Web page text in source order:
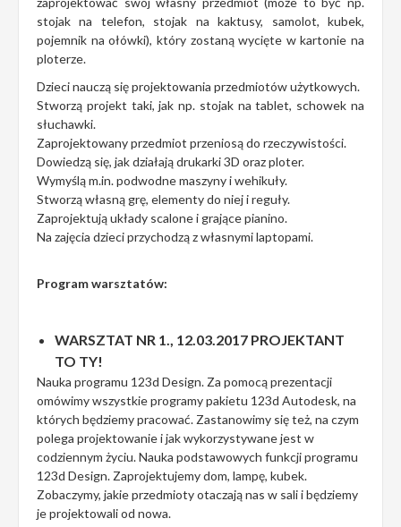
stojak na telefon, stojak na kaktusy, samolot, kubek,
pojemnik na ołówki), który zostaną wycięte w kartonie na
ploterze.
Dzieci nauczą się projektowania przedmiotów użytkowych.
Stworzą projekt taki, jak np. stojak na tablet, schowek na
słuchawki.
Zaprojektowany przedmiot przeniosą do rzeczywistości.
Dowiedzą się, jak działają drukarki 3D oraz ploter.
Wymyślą m.in. podwodne maszyny i wehikuły.
Stworzą własną grę, elementy do niej i reguły.
Zaprojektują układy scalone i grające pianino.
Na zajęcia dzieci przychodzą z własnymi laptopami.
Program warsztatów:
WARSZTAT NR 1., 12.03.2017 PROJEKTANT
TO TY!
Nauka programu 123d Design. Za pomocą prezentacji
omówimy wszystkie programy pakietu 123d Autodesk, na
których będziemy pracować. Zastanowimy się też, na czym
polega projektowanie i jak wykorzystywane jest w
codziennym życiu. Nauka podstawowych funkcji programu
123d Design. Zaprojektujemy dom, lampę, kubek.
Zobaczymy, jakie przedmioty otaczają nas w sali i będziemy
je projektowali od nowa.